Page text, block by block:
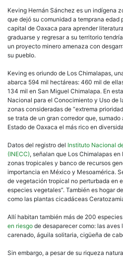
Keving Hernán Sánchez es un indígena
que dejó su comunidad a temprana edad
capital de Oaxaca para aprender
graduarse y regresar a su territorio
un proyecto minero amenaza con
su pueblo.
Keving es oriundo de Los Chimalapas,
abarca 594 mil hectáreas: 460 mil de
134 mil en San Miguel Chimalapa. En
Nacional para el Conocimiento y Uso de
zonas consideradas de “extrema
se trata de un gran corredor que,
Estado de Oaxaca el más rico en
Datos del registro del Instituto Nacional
(INECC), señalan que Los Chimalapas
zonas tropicales y banco de recursos
importancia en México y Mesoamérica.
de vegetación tropical no perturbada en
especies vegetales”. También es hogar
como las plantas cicadáceas
Allí habitan también más de 200
en riesgo de desaparecer como: las aves
carenado, águila solitaria, cigüeña de
Sin embargo, a pesar de su riqueza